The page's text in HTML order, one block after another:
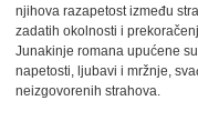
njihova razapetost između
zadatih okolnosti i
Junakinje romana upućene
napetosti, ljubavi i mržnje,
neizgovorenih strahova.